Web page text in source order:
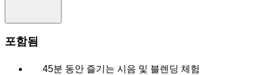
포함됨
45분 동안 즐기는 시음 및 블렌딩 체험